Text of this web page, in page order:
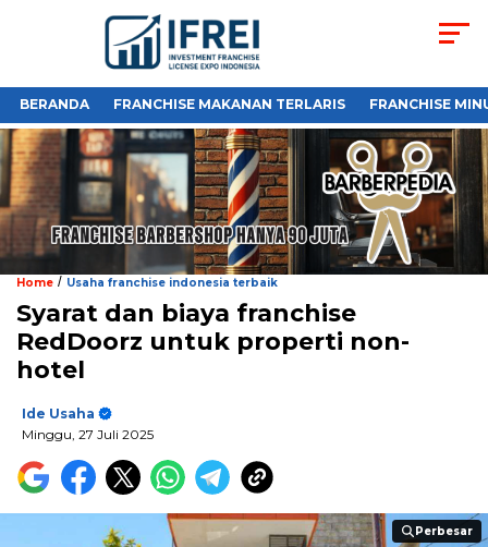
BERANDA FRANCHISE MAKANAN TERLARIS FRANCHISE
Home / Usaha franchise indonesia terbaik
Syarat dan biaya franchise
RedDoorz untuk properti non-
hotel
Ide Usaha
Minggu, 27 Juli 2025
Perbesar
Perbesar